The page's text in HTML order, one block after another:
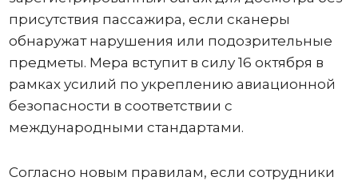
присутствия пассажира, если сканеры
обнаружат нарушения или подозрительные
предметы. Мера вступит в силу 16 октября в
рамках усилий по укреплению авиационной
безопасности в соответствии с
международными стандартами.
Согласно новым правилам, если сотрудники